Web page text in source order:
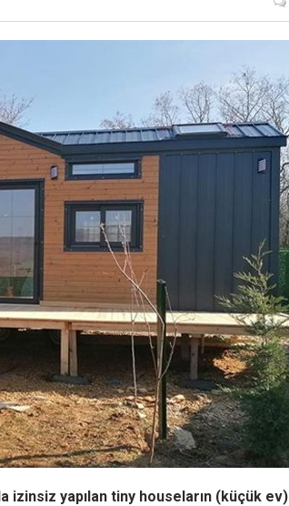
izinsiz yapılan tiny houseların (küçük ev)